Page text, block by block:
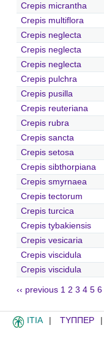
Crepis micrantha
Crepis multiflora
Crepis neglecta
Crepis neglecta
Crepis neglecta
Crepis pulchra
Crepis pusilla
Crepis reuteriana
Crepis rubra
Crepis sancta
Crepis setosa
Crepis sibthorpiana
Crepis smyrnaea
Crepis tectorum
Crepis turcica
Crepis tybakiensis
Crepis vesicaria
Crepis viscidula
Crepis viscidula
‹‹ previous 1 2 3 4 5 6
ITIA ΤΥΠΠΕΡ